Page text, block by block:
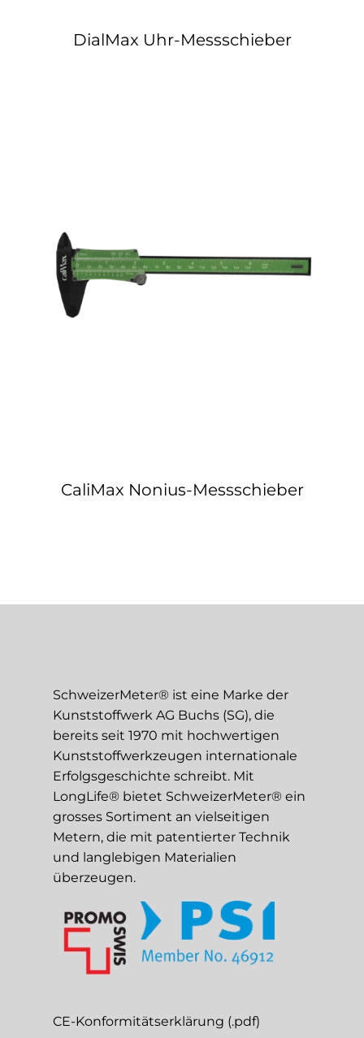
DialMax Uhr-Messschieber
CaliMax Nonius-Messschieber
CaliMax Nonius-Messschieber
SchweizerMeter® ist eine Marke der
Kunststoffwerk AG Buchs (SG), die
bereits seit 1970 mit hochwertigen
Kunststoffwerkzeugen internationale
Erfolgsgeschichte schreibt. Mit
LongLife® bietet SchweizerMeter® ein
grosses Sortiment an vielseitigen
Metern, die mit patentierter Technik
und langlebigen Materialien
überzeugen.
CE-Konformitätserklärung (.pdf)